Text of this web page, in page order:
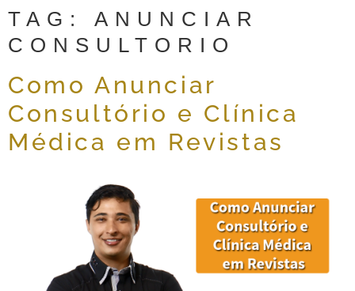
TAG: ANUNCIAR
CONSULTORIO
Como Anunciar
Consultório e Clínica
Médica em Revistas